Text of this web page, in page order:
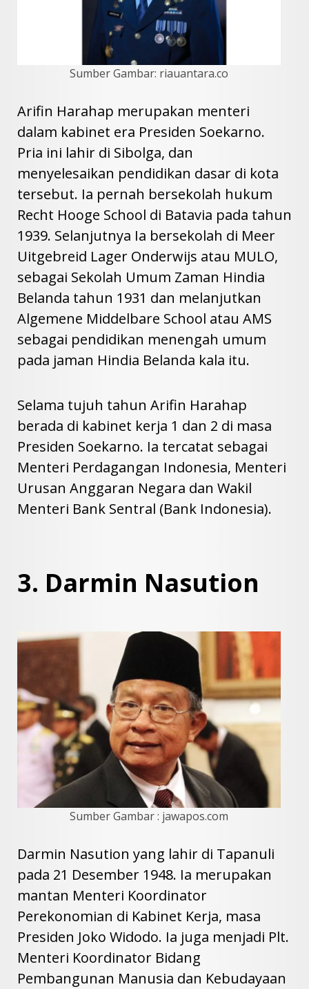
Sumber Gambar: riauantara.co
Arifin Harahap merupakan menteri
dalam kabinet era Presiden Soekarno.
Pria ini lahir di Sibolga, dan
menyelesaikan pendidikan dasar di kota
tersebut. Ia pernah bersekolah hukum
Recht Hooge School di Batavia pada tahun
1939. Selanjutnya Ia bersekolah di Meer
Uitgebreid Lager Onderwijs atau MULO,
sebagai Sekolah Umum Zaman Hindia
Belanda tahun 1931 dan melanjutkan
Algemene Middelbare School atau AMS
sebagai pendidikan menengah umum
pada jaman Hindia Belanda kala itu.
Selama tujuh tahun Arifin Harahap
berada di kabinet kerja 1 dan 2 di masa
Presiden Soekarno. Ia tercatat sebagai
Menteri Perdagangan Indonesia, Menteri
Urusan Anggaran Negara dan Wakil
Menteri Bank Sentral (Bank Indonesia).
3. Darmin Nasution
Sumber Gambar : jawapos.com
Darmin Nasution yang lahir di Tapanuli
pada 21 Desember 1948. Ia merupakan
mantan Menteri Koordinator
Perekonomian di Kabinet Kerja, masa
Presiden Joko Widodo. Ia juga menjadi Plt.
Menteri Koordinator Bidang
Pembangunan Manusia dan Kebudayaan